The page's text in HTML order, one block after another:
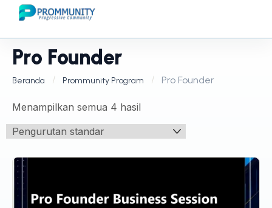
Pro Founder
Beranda Prommunity Program Pro Founder
Menampilkan semua 4 hasil